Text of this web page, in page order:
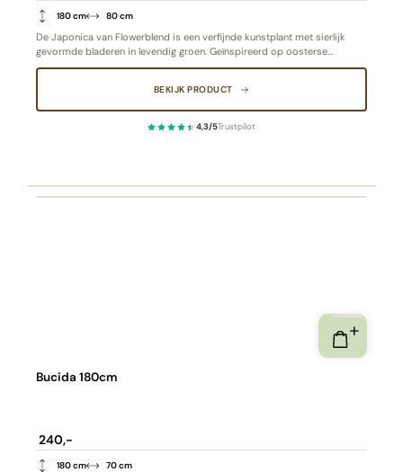
180 cm 80 cm
De Japonica van Flowerblend is een verfijnde kunstplant met sierlijk
gevormde bladeren in levendig groen. Geïnspireerd op oosterse
elegantie, brengt ze rust en balans in elke ruimte. De hoge kwaliteit en
alternatief voor écht groenBEKIJK PRODUCT
4,3/5Trustpilot·
Bucida 180cm
240,-
180 cm 70 cm